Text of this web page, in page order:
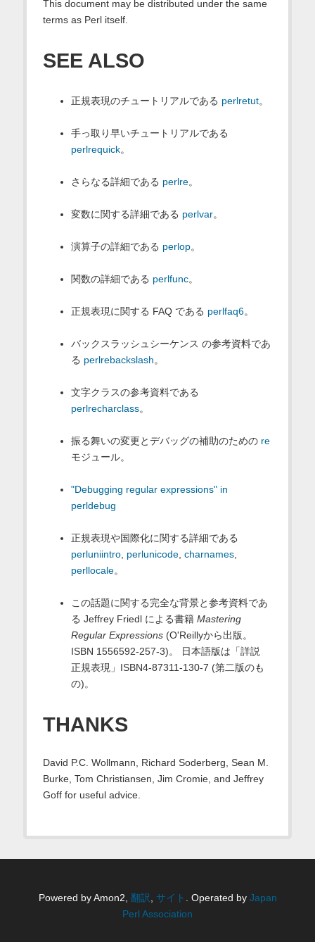
This document may be distributed under the same
terms as Perl itself.
SEE ALSO
正規表現のチュートリアルである perlretut。
手っ取り早いチュートリアルである
perlrequick。
さらなる詳細である perlre。
変数に関する詳細である perlvar。
演算子の詳細である perlop。
関数の詳細である perlfunc。
正規表現に関する FAQ である perlfaq6。
バックスラッシュシーケンス の参考資料であ
る perlrebackslash。
文字クラスの参考資料である
perlrecharclass。
振る舞いの変更とデバッグの補助のための re
モジュール。
"Debugging regular expressions" in
perldebug
正規表現や国際化に関する詳細である
perluniintro, perlunicode, charnames,
perllocale。
この話題に関する完全な背景と参考資料であ
る Jeffrey Friedl による書籍 Mastering
Regular Expressions(O'Reillyから出版。
ISBN 1556592-257-3)。 日本語版は「詳説
正規表現」ISBN4-87311-130-7 (第二版のも
の)。
THANKS
David P.C. Wollmann, Richard Soderberg, Sean M.
Burke, Tom Christiansen, Jim Cromie, and Jeffrey
Goff for useful advice.
Powered by Amon2, 翻訳 サイト . Operated by Japan
Perl Association